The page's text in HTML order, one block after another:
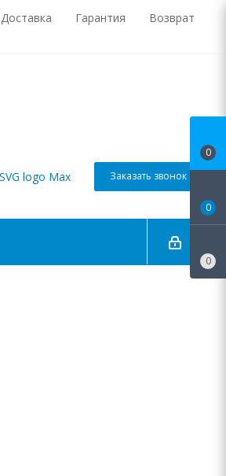
Доставка Гарантия Возврат
Заказать звонок
0
0
0